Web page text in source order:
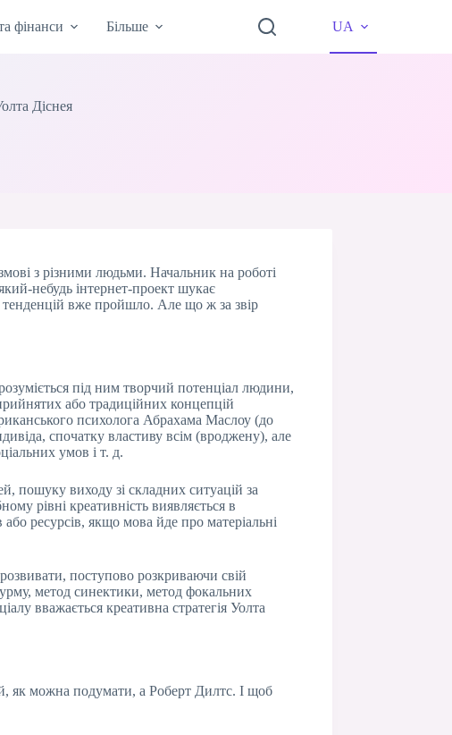
фінанси Більше UA
Діснея
з різними людьми. Начальник на роботі
небудь інтернет-проект шукає
тенденцій вже пройшло. Але що ж за звір
під ним творчий потенціал людини,
або традиційних концепцій
психолога Абрахама Маслоу (до
спочатку властиву всім (вроджену), але
умов і т. д.
пошуку виходу зі складних ситуацій за
рівні креативність виявляється в
ресурсів, якщо мова йде про матеріальні
поступово розкриваючи свій
метод синектики, метод фокальних
вважається креативна стратегія Уолта
як можна подумати, а Роберт Дилтс. І щоб